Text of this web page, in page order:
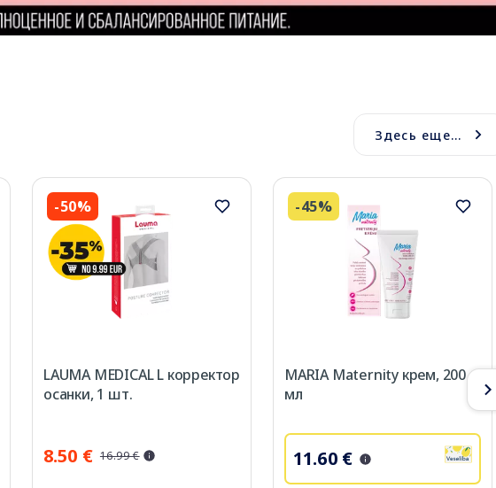
Здесь еще...
-50%
LAUMA MEDICAL L корректор
осанки, 1 шт.
8.50 € 16.99 €
-45%
MARIA Maternity крем, 200
мл
11.60 €